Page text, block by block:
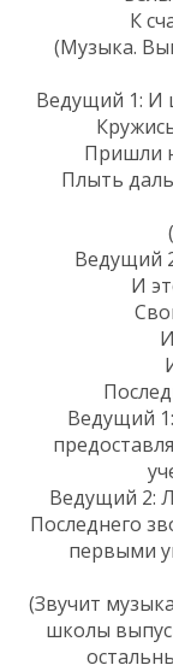
К
(Музыка.
Ведущий 1: И
Пришли
Плыть
Ведущий
И
Ведущий
Ведущий 2:
Последнего
первыми
(Звучит
школы